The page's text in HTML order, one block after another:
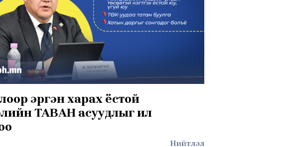
эргэн харах ёстой
ТАВАН асуудлыг ил
Нийтлэл